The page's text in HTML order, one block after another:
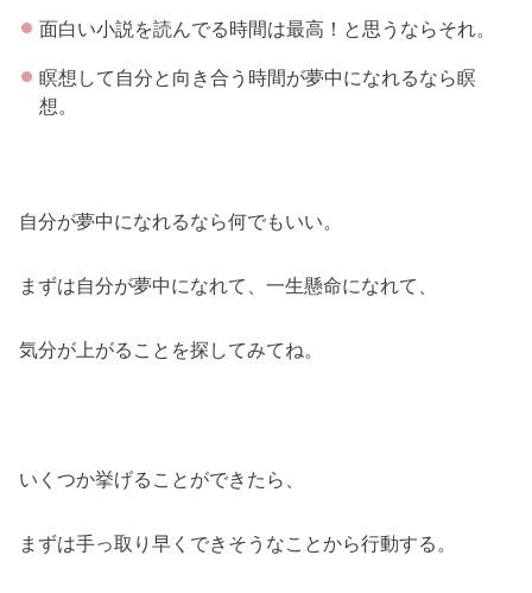
面白い小説を読んでる時間は最高！と思うならそれ。
瞑想して自分と向き合う時間が夢中になれるなら瞑
想。
自分が夢中になれるなら何でもいい。
まずは自分が夢中になれて、一生懸命になれて、
気分が上がることを探してみてね。
いくつか挙げることができたら、
まずは手っ取り早くできそうなことから行動する。